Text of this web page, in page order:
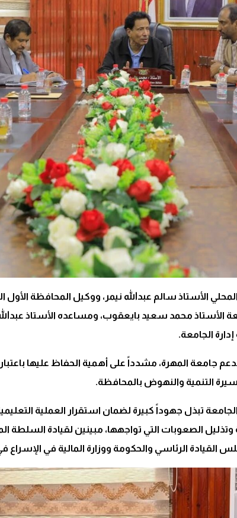
الأستاذ سالم عبدالله نيمر، ووكيل المحافظة
الأستاذ محمد سعيد بايعقوب، ومساعده الأستاذ
الجامعة.
جامعة المهرة، مشدداً على أهمية الحفاظ عليها
التنمية والنهوض بالمحافظة.
تبذل جهوداً كبيرة لضمان استقرار العملية
الصعوبات التي تواجهها، مبينين لقيادة السلطة
الرئاسي والحكومة ووزارة المالية في الإسراع